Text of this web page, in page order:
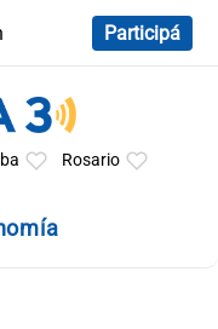
Participá
Rosario